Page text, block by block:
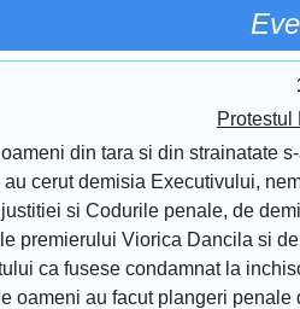
Protestul
din tara si din strainatate
cerut demisia Executivului,
si Codurile penale, de
premierului Viorica Dancila si
ca fusese condamnat la
oameni au facut plangeri